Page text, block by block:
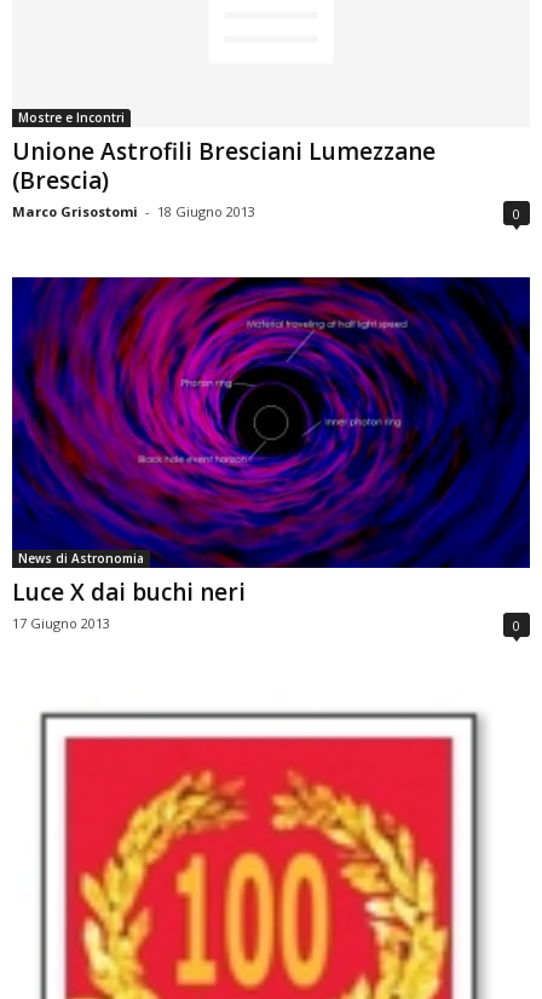
Mostre e Incontri
Unione Astrofili Bresciani Lumezzane
(Brescia)
Marco Grisostomi - 18 Giugno 2013 0
News di Astronomia
Luce X dai buchi neri
17 Giugno 2013 0